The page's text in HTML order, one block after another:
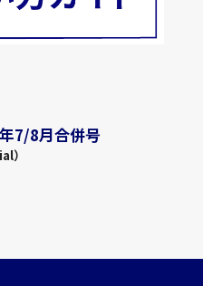
7/8月合併号
）